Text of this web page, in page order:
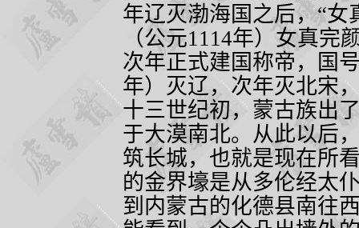
年辽灭渤海国之后，“
（公元1114年）女真完
次年正式建国称帝，国
年）灭辽，次年灭北宋
十三世纪初，蒙古族出
于大漠南北。从此以后
筑长城，也就是现在所
的金界壕是从多伦经太
到内蒙古的化德县南往